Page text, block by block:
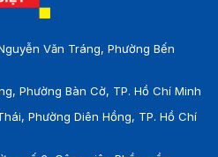
Văn Tráng, Phường Bến
Phường Bàn Cờ, TP. Hồ Chí Minh
Phường Diên Hồng, TP. Hồ Chí